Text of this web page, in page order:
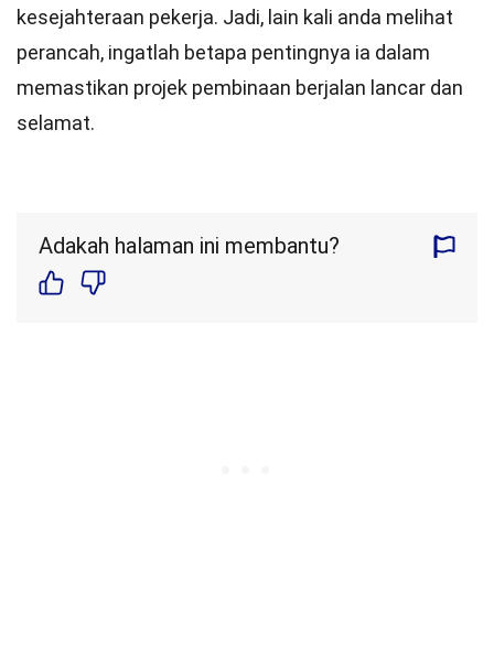
kesejahteraan pekerja. Jadi, lain kali anda melihat
perancah, ingatlah betapa pentingnya ia dalam
memastikan projek pembinaan berjalan lancar dan
selamat.
Adakah halaman ini membantu?